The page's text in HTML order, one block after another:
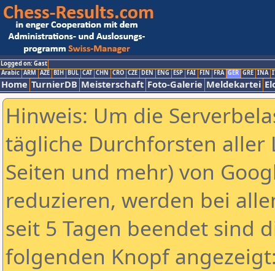
Logged on: Gast
Arabic ARM AZE BIH BUL CAT CHN CRO CZE DEN ENG ESP FAI FIN FRA GER GRE INA
Home TurnierDB Meisterschaft Foto-Galerie Meldekartei
Hinweis: Um die
tägliche Durchforsten aller
Seiten und mehr) von
reduzieren, werden bei
seit 5 Tagen beendet sind
folgenden Knopf